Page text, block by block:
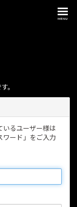
MENU
。
いるユーザー様は
ワード」をご入力